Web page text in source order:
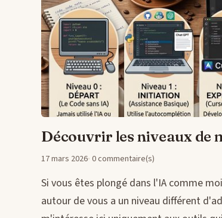
Découvrir les niveaux de
17 mars 2026 0 commentaire(s)
Si vous êtes plongé dans l'IA comme
autour de vous a un niveau différent